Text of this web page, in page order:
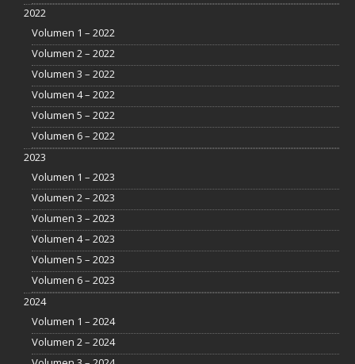
2022
Volumen 1 – 2022
Volumen 2 – 2022
Volumen 3 – 2022
Volumen 4 – 2022
Volumen 5 – 2022
Volumen 6 – 2022
2023
Volumen 1 – 2023
Volumen 2 – 2023
Volumen 3 – 2023
Volumen 4 – 2023
Volumen 5 – 2023
Volumen 6 – 2023
2024
Volumen 1 – 2024
Volumen 2 – 2024